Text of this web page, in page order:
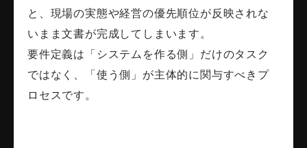
と、現場の実態や経営の優先順位が反映されな
いまま文書が完成してしまいます。
要件定義は「システムを作る側」だけのタスク
ではなく、「使う側」が主体的に関与すべきプ
ロセスです。